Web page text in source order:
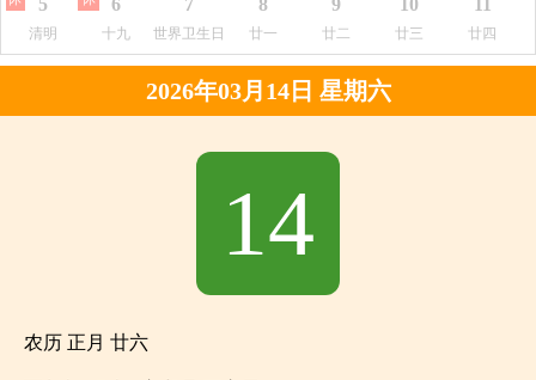
5
清明
6
十九
7
世界卫生日
8
廿一
9
廿二
10
廿三
11
廿四
2026年03月14日 星期六
14
农历 正月 廿六